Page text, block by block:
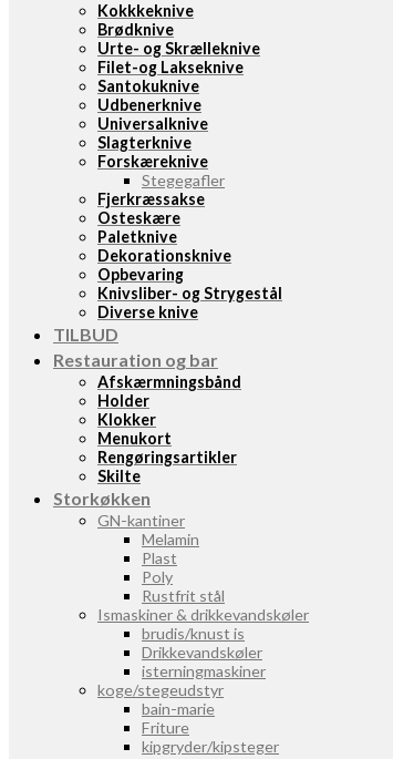
Kokkkeknive
Brødknive
Urte- og Skrælleknive
Filet-og Lakseknive
Santokuknive
Udbenerknive
Universalknive
Slagterknive
Forskæreknive
Stegegafler
Fjerkræssakse
Osteskære
Paletknive
Dekorationsknive
Opbevaring
Knivsliber- og Strygestål
Diverse knive
TILBUD
Restauration og bar
Afskærmningsbånd
Holder
Klokker
Menukort
Rengøringsartikler
Skilte
Storkøkken
GN-kantiner
Melamin
Plast
Poly
Rustfrit stål
Ismaskiner & drikkevandskøler
brudis/knust is
Drikkevandskøler
isterningmaskiner
koge/stegeudstyr
bain-marie
Friture
kipgryder/kipsteger